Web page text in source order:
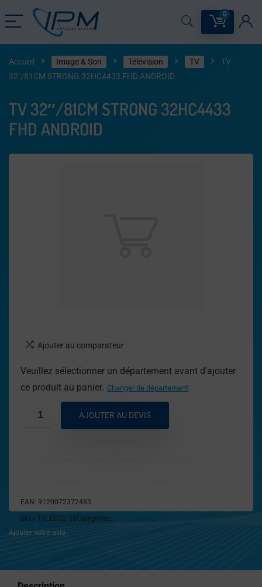
0
Accueil Image & Son Télévision TV
TV
32″/81CM STRONG 32HC4433 FHD ANDROID
TV 32″/81CM STRONG 32HC4433
FHD ANDROID
Ajouter au comparateur
Veuillez sélectionner un département avant d'ajouter
ce produit au panier. Changer de département
AJOUTER AU DEVIS
EAN: 9120072372483
SKU: TVLED32-58Catégories: ,
Ajouter votre avis